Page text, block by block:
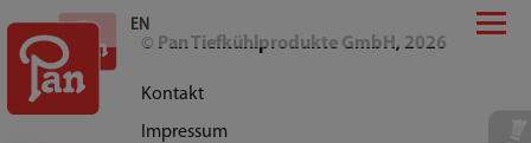
EN
© Pan Tiefkühlprodukte GmbH, 2026
Kontakt
Impressum